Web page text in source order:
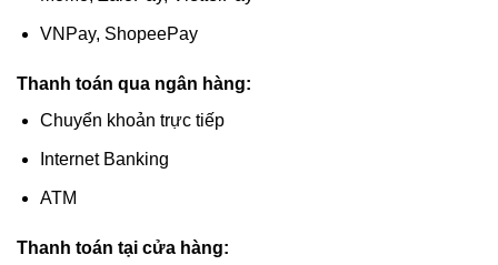
VNPay, ShopeePay
Thanh toán qua ngân hàng:
Chuyển khoản trực tiếp
Internet Banking
ATM
Thanh toán tại cửa hàng: